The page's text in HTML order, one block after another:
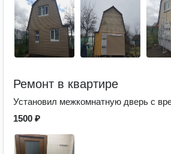
Ремонт в квартире
Установил межкомнатную дверь с
1500 ₽